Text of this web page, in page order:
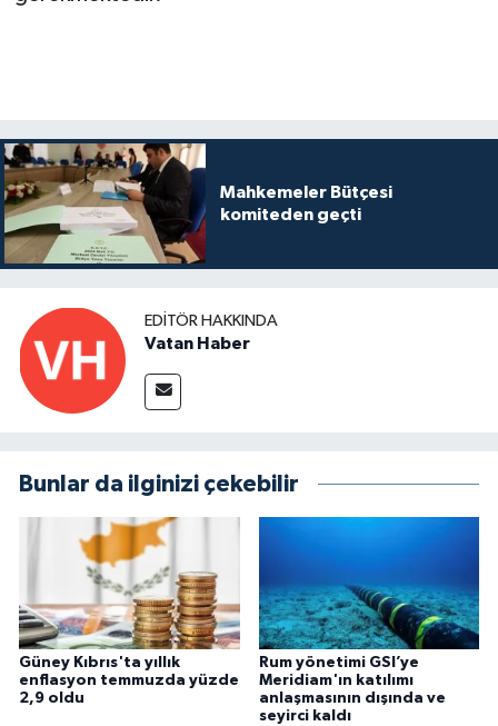
Mahkemeler Bütçesi
komiteden geçti
EDITÖR HAKKINDA
Vatan Haber
Bunlar da ilginizi çekebilir
Güney Kıbrıs'ta yıllık
enflasyon temmuzda yüzde
2,9 oldu
Rum yönetimi GSI’ye
Meridiam'ın katılımı
anlaşmasının dışında ve
seyirci kaldı